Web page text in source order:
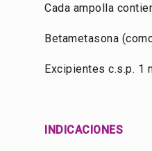
Cada ampolla
Betametasona
Excipientes c.s.p. 1
INDICACIONES